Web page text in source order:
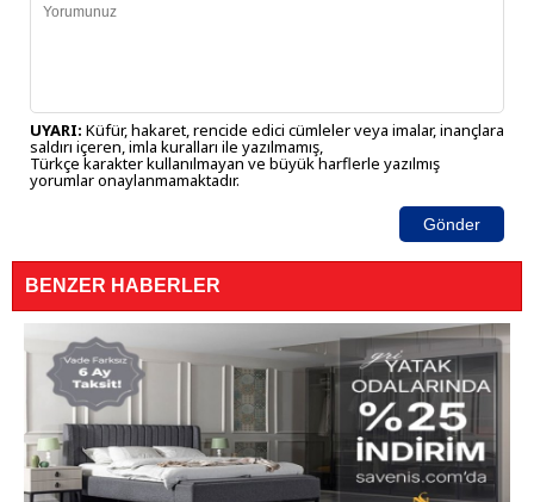
UYARI: Küfür, hakaret, rencide edici cümleler veya imalar, inançlara
saldırı içeren, imla kuralları ile yazılmamış,
Türkçe karakter kullanılmayan ve büyük harflerle yazılmış
yorumlar onaylanmamaktadır.
Gönder
BENZER HABERLER